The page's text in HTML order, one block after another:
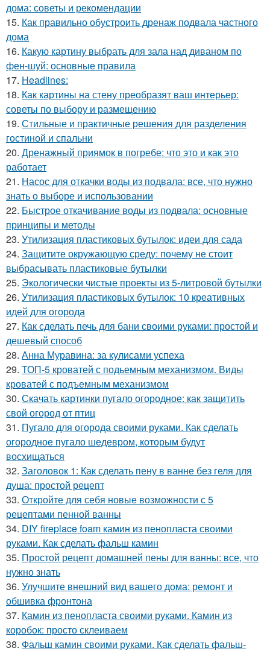
дома: советы и рекомендации
15. Как правильно обустроить дренаж подвала частного
дома
16. Какую картину выбрать для зала над диваном по
фен-шуй: основные правила
17. Headlines:
18. Как картины на стену преобразят ваш интерьер:
советы по выбору и размещению
19. Стильные и практичные решения для разделения
гостиной и спальни
20. Дренажный приямок в погребе: что это и как это
работает
21. Насос для откачки воды из подвала: все, что нужно
знать о выборе и использовании
22. Быстрое откачивание воды из подвала: основные
принципы и методы
23. Утилизация пластиковых бутылок: идеи для сада
24. Защитите окружающую среду: почему не стоит
выбрасывать пластиковые бутылки
25. Экологически чистые проекты из 5-литровой бутылки
26. Утилизация пластиковых бутылок: 10 креативных
идей для огорода
27. Как сделать печь для бани своими руками: простой и
дешевый способ
28. Анна Муравина: за кулисами успеха
29. ТОП-5 кроватей с подьемным механизмом. Виды
кроватей с подъемным механизмом
30. Скачать картинки пугало огородное: как защитить
свой огород от птиц
31. Пугало для огорода своими руками. Как сделать
огородное пугало шедевром, которым будут
восхищаться
32. Заголовок 1: Как сделать пену в ванне без геля для
душа: простой рецепт
33. Откройте для себя новые возможности с 5
рецептами пенной ванны
34. DIY fireplace foam камин из пенопласта своими
руками. Как сделать фальш камин
35. Простой рецепт домашней пены для ванны: все, что
нужно знать
36. Улучшите внешний вид вашего дома: ремонт и
обшивка фронтона
37. Камин из пенопласта своими руками. Камин из
коробок: просто склеиваем
38. Фальш камин своими руками. Как сделать фальш-